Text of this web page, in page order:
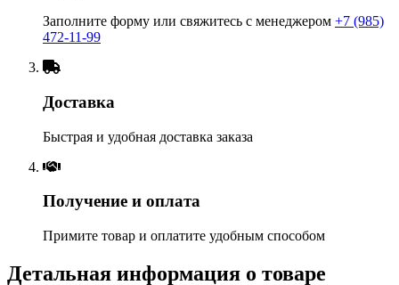
Заполните форму или свяжитесь с менеджером +7 (985)
472-11-99
Доставка
Быстрая и удобная доставка заказа
Получение и оплата
Примите товар и оплатите удобным способом
Детальная информация о товаре